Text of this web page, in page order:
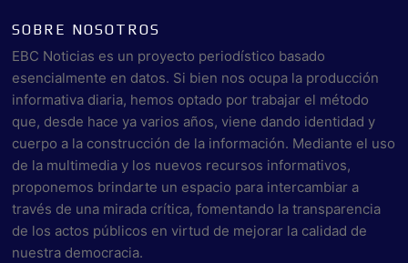
SOBRE NOSOTROS
EBC Noticias es un proyecto periodístico basado
esencialmente en datos. Si bien nos ocupa la producción
informativa diaria, hemos optado por trabajar el método
que, desde hace ya varios años, viene dando identidad y
cuerpo a la construcción de la información. Mediante el uso
de la multimedia y los nuevos recursos informativos,
proponemos brindarte un espacio para intercambiar a
través de una mirada crítica, fomentando la transparencia
de los actos públicos en virtud de mejorar la calidad de
nuestra democracia.